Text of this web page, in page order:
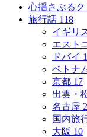
心揺さぶる
旅行話 118
イギリ
エスト
ドバイ 1
ベトナ
京都 17
出雲・
名古屋 2
国内旅
大阪 10